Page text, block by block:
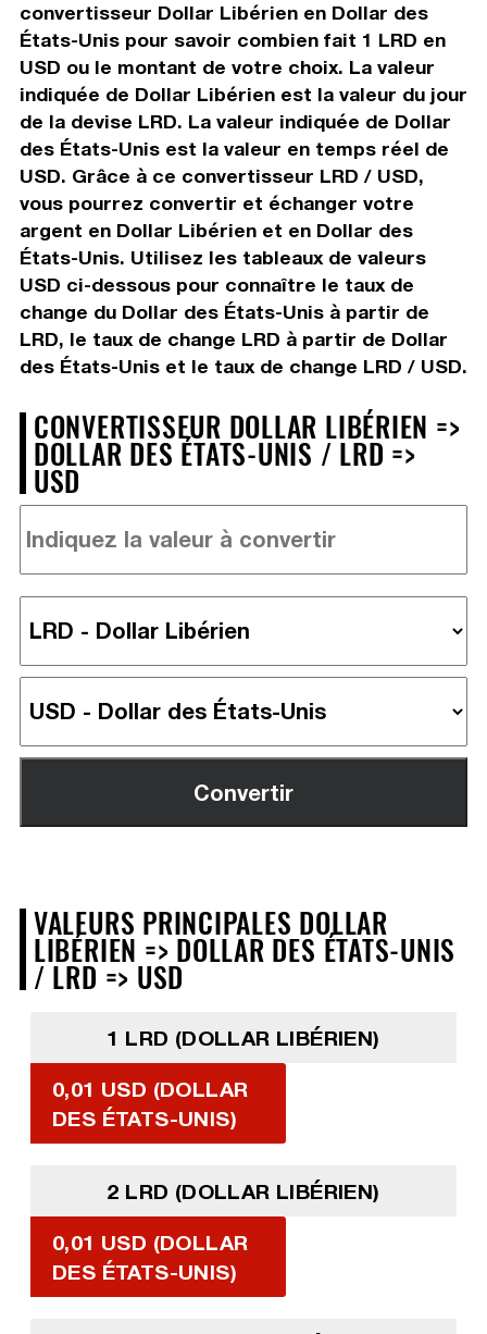
convertisseur Dollar Libérien en Dollar des
États-Unis pour savoir combien fait 1 LRD en
USD ou le montant de votre choix. La valeur
indiquée de Dollar Libérien est la valeur du jour
de la devise LRD. La valeur indiquée de Dollar
des États-Unis est la valeur en temps réel de
USD. Grâce à ce convertisseur LRD / USD,
vous pourrez convertir et échanger votre
argent en Dollar Libérien et en Dollar des
États-Unis. Utilisez les tableaux de valeurs
USD ci-dessous pour connaître le taux de
change du Dollar des États-Unis à partir de
LRD, le taux de change LRD à partir de Dollar
des États-Unis et le taux de change LRD / USD.
CONVERTISSEUR DOLLAR LIBÉRIEN =>
DOLLAR DES ÉTATS-UNIS / LRD =>
USD
VALEURS PRINCIPALES DOLLAR
LIBÉRIEN => DOLLAR DES ÉTATS-UNIS
/ LRD => USD
1 LRD (DOLLAR LIBÉRIEN)
0,01 USD (DOLLAR
DES ÉTATS-UNIS)
2 LRD (DOLLAR LIBÉRIEN)
0,01 USD (DOLLAR
DES ÉTATS-UNIS)